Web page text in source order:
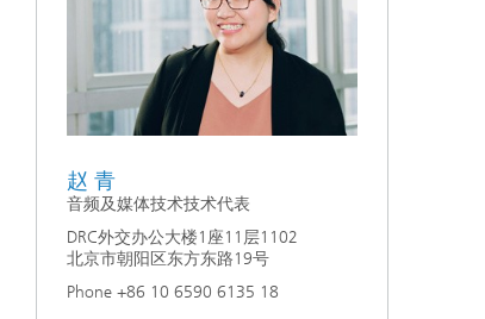
赵 青
音频及媒体技术技术代表
DRC外交办公大楼1座11层1102
北京市朝阳区东方东路19号
Phone +86 10 6590 6135 18